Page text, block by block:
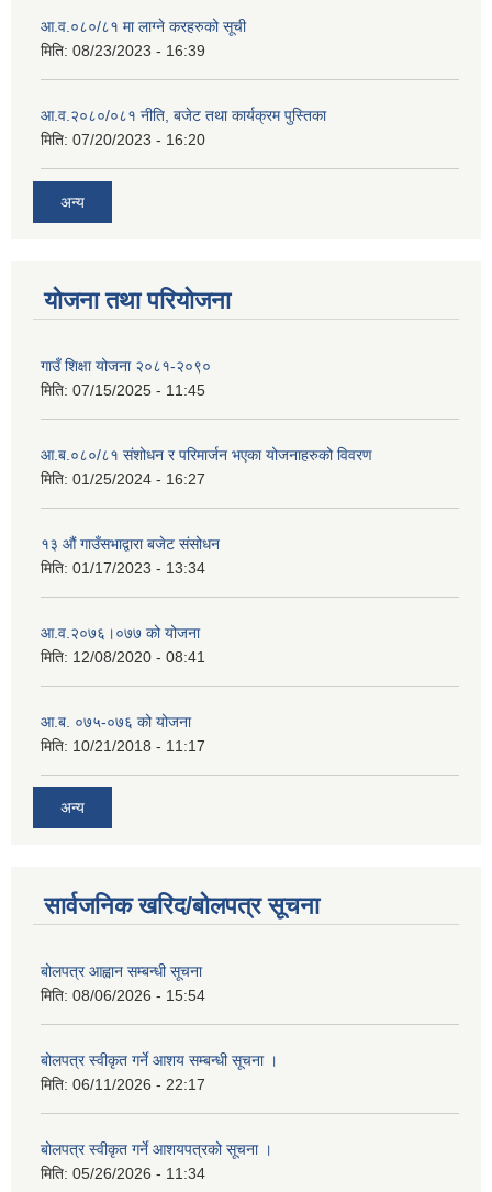
आ.व.०८०/८१ मा लाग्ने करहरुको सूची
मिति: 08/23/2023 - 16:39
आ.व.२०८०/०८१ नीति, बजेट तथा कार्यक्रम पुस्तिका
मिति: 07/20/2023 - 16:20
अन्य
योजना तथा परियोजना
गाउँ शिक्षा योजना २०८१-२०९०
मिति: 07/15/2025 - 11:45
आ.ब.०८०/८१ संशोधन र परिमार्जन भएका योजनाहरुको विवरण
मिति: 01/25/2024 - 16:27
१३ औं गाउँसभाद्वारा बजेट संसोधन
मिति: 01/17/2023 - 13:34
आ‍.व.२०७६।०७७ को योजना
मिति: 12/08/2020 - 08:41
आ.ब. ०७५-०७६ को योजना
मिति: 10/21/2018 - 11:17
अन्य
सार्वजनिक खरिद/बोलपत्र सूचना
बोलपत्र आह्वान सम्बन्धी सूचना
मिति: 08/06/2026 - 15:54
बोलपत्र स्वीकृत गर्ने आशय सम्बन्धी सूचना ।
मिति: 06/11/2026 - 22:17
बोलपत्र स्वीकृत गर्ने आशयपत्रको सूचना ।
मिति: 05/26/2026 - 11:34